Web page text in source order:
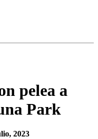
pelea a
Park
2023